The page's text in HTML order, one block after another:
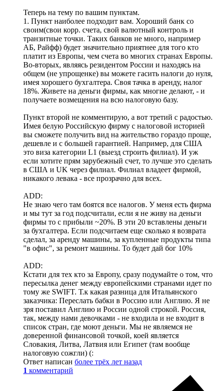
Теперь на тему по вашим пунктам.
1. Пункт наиболее подходит вам. Хороший банк со
своим(свои корр. счета, свой валютный контроль и
транзитные точки. Таких банков не много, например
АБ, Райфф) будет значительно приятнее для того кто
платит из Европы, чем счета во многих странах Европы.
Во-вторых, являясь резидентом России и находясь на
общем (не упрощенке) вы можете гасить налоги до нуля,
имея хорошего бухгалтера. Своя тачка в аренду, налог
18%. Живете на деньги фирмы, как многие делают, - и
получаете возмещения на всю налоговую базу.
Пункт второй не комментирую, а вот третий с радостью.
Имея белую Российскую фирму с налоговой историей
вы сможете получить вид на жительство гораздо проще,
дешевле и с большей гарантией. Например, для США
это виза категории L1 (выезд строить филиал). И уж
если хотите прям зарубежный счет, то лучше это сделать
в США и UK через филиал. Филиал владеет фирмой,
никакого левака - все прозрачно для всех.
ADD:
Не знаю чего там боятся все налогов. У меня есть фирма
и мы тут за год подсчитали, если я не живу на деньги
фирмы то с прибыли ~20%. В эти 20 вставлены деньги
за бухгалтера. Если подсчитаем еще сколько я возврата
сделал, за аренду машины, за купленные продукты типа
"в офис", за ремонт машины. То будет дай бог 10%
ADD:
Кстати для тех кто за Европу, сразу подумайте о том, что
пересылка денег между европейскими странами идет по
тому же SWIFT. Т.к какая разница для Итальянского
заказчика: Переслать бабки в Россию или Англию. Я не
зря поставил Англию и России одной строкой. Россия,
так, между нами девочками - не входила и не входит в
список стран, где моют деньги. Мы не являемся не
доверенной финансовой точкой, коей является
Словакия, Литва, Латвия или Египет (там вообще
налоговую сожгли) (:
Ответ написан более трёх лет назад
1 комментарий